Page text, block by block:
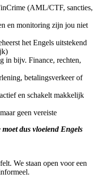
(AML/CTF, sancties,
en monitoring zijn jou niet
het Engels uitstekend
in bijv. Finance, rechten,
betalingsverkeer of
en schakelt makkelijk
geen vereiste
dus vloeiend Engels
We staan open voor een